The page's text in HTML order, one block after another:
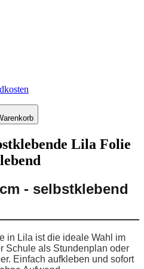
Lila Folie
- selbstklebend
in Lila ist die ideale Wahl im
Schule als Stundenplan oder
Einfach aufkleben und sofort